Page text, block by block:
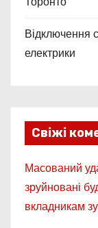
Відключення
електрики
Свіжі
Масований
зруйновані
вкладникам